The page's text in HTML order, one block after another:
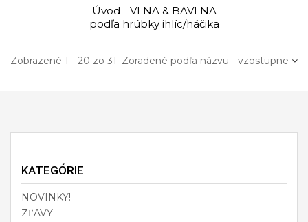
Úvod
VLNA & BAVLNA
podľa hrúbky ihlíc/háčika
Zobrazené 1 - 20 zo 31 Zoradené podľa názvu - vzostupne
KATEGÓRIE
NOVINKY!
ZĽAVY